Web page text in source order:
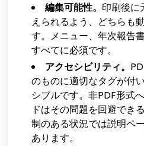
編集可能性。 印刷後に
えられるよう、どちらも
す。メニュー、年次報告
すべてに必須です。
アクセシビリティ。
のものに適切なタグが付
シブルです。非PDF形式
ドはその問題を回避でき
制のある状況では説明ペ
あります。